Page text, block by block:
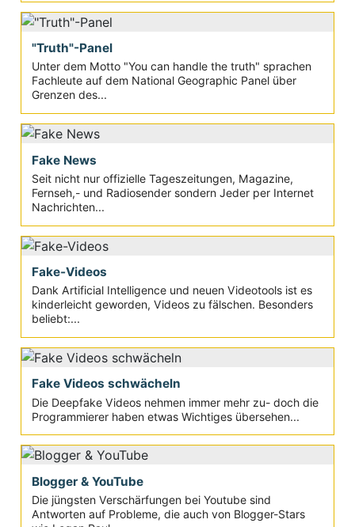
"Truth"-Panel
Unter dem Motto "You can handle the truth" sprachen
Fachleute auf dem National Geographic Panel über
Grenzen des...
Fake News
Seit nicht nur offizielle Tageszeitungen, Magazine,
Fernseh,- und Radiosender sondern Jeder per Internet
Nachrichten...
Fake-Videos
Dank Artificial Intelligence und neuen Videotools ist es
kinderleicht geworden, Videos zu fälschen. Besonders
beliebt:...
Fake Videos schwächeln
Die Deepfake Videos nehmen immer mehr zu- doch die
Programmierer haben etwas Wichtiges übersehen...
Blogger & YouTube
Die jüngsten Verschärfungen bei Youtube sind
Antworten auf Probleme, die auch von Blogger-Stars